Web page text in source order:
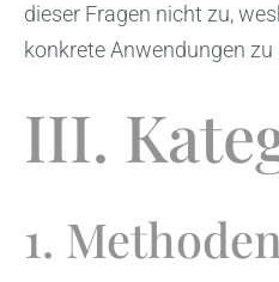
dieser Fragen nicht zu,
konkrete Anwendungen
III.
1. Methoden